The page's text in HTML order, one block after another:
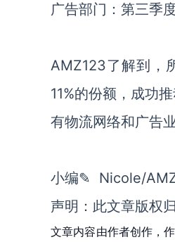
广告部门：第三季
AMZ123了解到，
11%的份额，成功
有物流网络和广告业
小编✎ Nicole/
声明：此文章版权
文章内容由作者创作，